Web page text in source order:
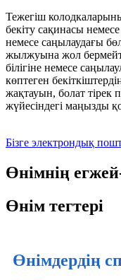
Тежегіш
бекіту сақинасы
немесе саңылаудағы
жылжуына жол
білігіне немесе
көптеген
жақтауын, болат тірек
жүйесіндегі маңызды
Бізге электрондық
Өнімнің
Өнім тегтері
Өнімдердің